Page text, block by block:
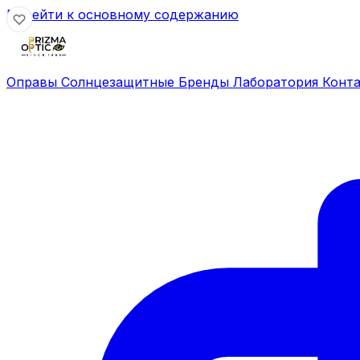
Перейти к основному содержанию
Оправы Солнцезащитные Бренды Лаборатория